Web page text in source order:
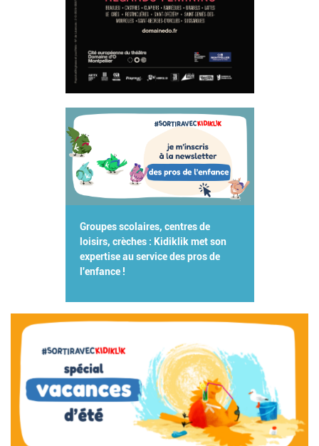
Groupes scolaires, centres de
loisirs, crèches : Kidiklik met son
expertise au service des pros de
l'enfance !